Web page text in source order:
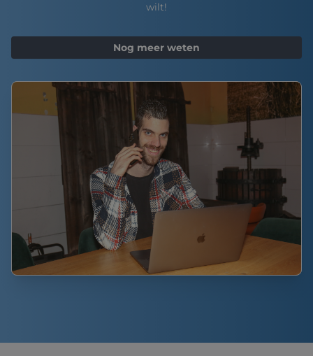
wilt!
Nog meer weten